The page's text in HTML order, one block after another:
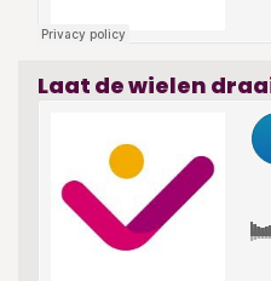
Laat de wielen